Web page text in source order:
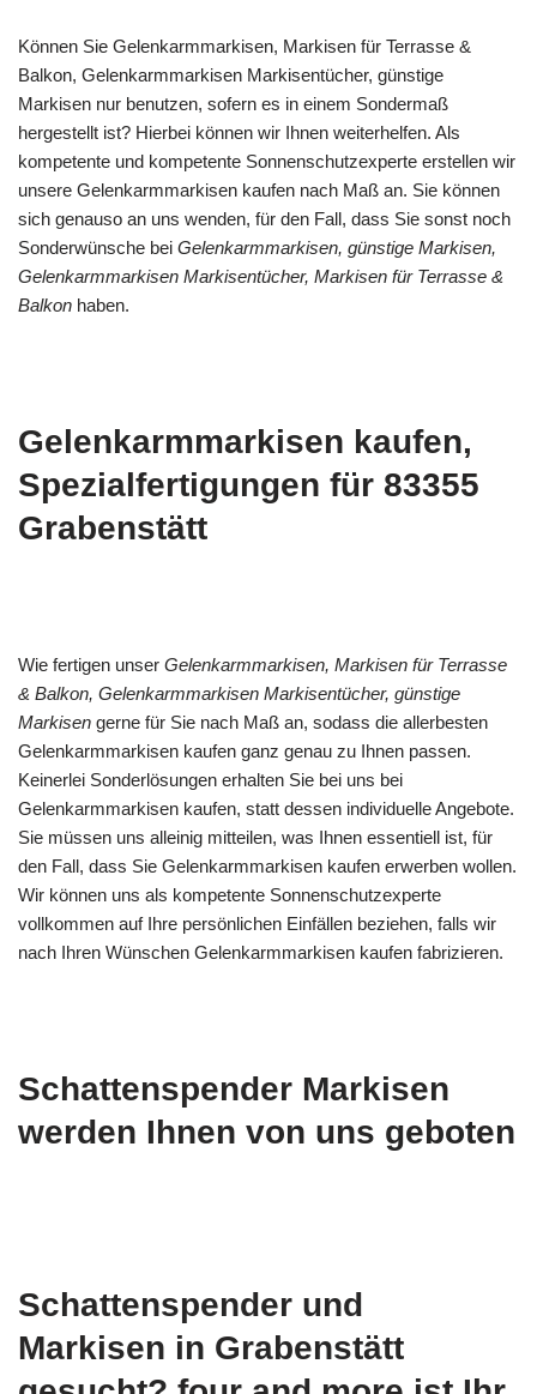
Können Sie Gelenkarmmarkisen, Markisen für Terrasse &
Balkon, Gelenkarmmarkisen Markisentücher, günstige
Markisen nur benutzen, sofern es in einem Sondermaß
hergestellt ist? Hierbei können wir Ihnen weiterhelfen. Als
kompetente und kompetente Sonnenschutzexperte erstellen wir
unsere Gelenkarmmarkisen kaufen nach Maß an. Sie können
sich genauso an uns wenden, für den Fall, dass Sie sonst noch
Sonderwünsche bei Gelenkarmmarkisen, günstige Markisen,
Gelenkarmmarkisen Markisentücher, Markisen für Terrasse &
Balkon haben.
Gelenkarmmarkisen kaufen,
Spezialfertigungen für 83355
Grabenstätt
Wie fertigen unser Gelenkarmmarkisen, Markisen für Terrasse
& Balkon, Gelenkarmmarkisen Markisentücher, günstige
Markisen gerne für Sie nach Maß an, sodass die allerbesten
Gelenkarmmarkisen kaufen ganz genau zu Ihnen passen.
Keinerlei Sonderlösungen erhalten Sie bei uns bei
Gelenkarmmarkisen kaufen, statt dessen individuelle Angebote.
Sie müssen uns alleinig mitteilen, was Ihnen essentiell ist, für
den Fall, dass Sie Gelenkarmmarkisen kaufen erwerben wollen.
Wir können uns als kompetente Sonnenschutzexperte
vollkommen auf Ihre persönlichen Einfällen beziehen, falls wir
nach Ihren Wünschen Gelenkarmmarkisen kaufen fabrizieren.
Schattenspender Markisen
werden Ihnen von uns geboten
Schattenspender und
Markisen in Grabenstätt